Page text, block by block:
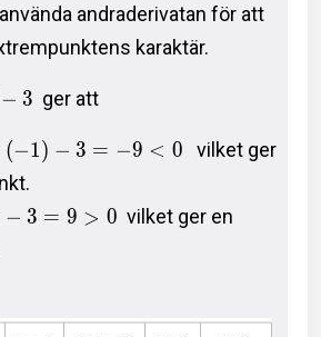
andraderivatan för att
karaktär.
− 3 ger att
(−1) − 3 = −9 < 0 vilket ger
− 3 = 9 > 0 vilket ger en